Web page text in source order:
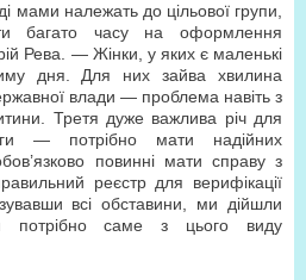
мами належать до цільової групи,
багато часу на оформлення
Рева. — Жінки, у яких є маленькі
дня. Для них зайва хвилина
влади — проблема навіть з
Третя дуже важлива річ для
— потрібно мати надійних
повинні мати справу з
реєстр для верифікації
всі обставини, ми дійшли
потрібно саме з цього виду